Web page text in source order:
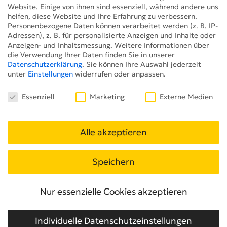
bis hin zur finalen Installation und Inbetriebnahme
– zeichnet das pilot Screentime Team
verantwortlich. Betrieb, Wartung sowie das
AdManagement des Systems liegen ebenso bei
pilot Screentime.
HERTZ & SELCK
VIELSEITIGE
MEDIENPRODUKTION
INKLUSIVE IMAGEFILM, SOCIAL
MEDIA CONTENT UND
MESSEGESTALTUNG FÜR
HERTZ&SELCK
Website. Einige von ihnen sind essenziell, während andere uns
helfen, diese Website und Ihre Erfahrung zu verbessern.
Personenbezogene Daten können verarbeitet werden (z. B. IP-
Adressen), z. B. für personalisierte Anzeigen und Inhalte oder
Anzeigen- und Inhaltsmessung. Weitere Informationen über
die Verwendung Ihrer Daten finden Sie in unserer
Datenschutzerklärung. Sie können Ihre Auswahl jederzeit
unter Einstellungen widerrufen oder anpassen.
Essenziell Marketing Externe Medien
Alle akzeptieren
Speichern
Nur essenzielle Cookies akzeptieren
Individuelle Datenschutzeinstellungen